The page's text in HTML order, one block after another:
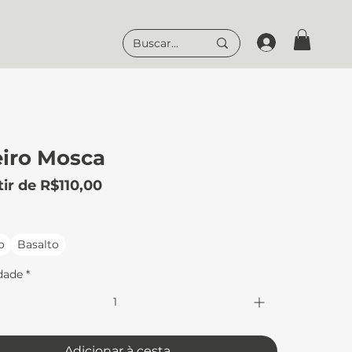
Mosca
de R$110,00Preço
Basalto
*